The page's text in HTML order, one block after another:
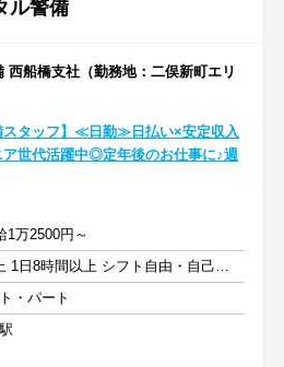
ル警備
西船橋支社（勤務地：二俣新町エリ
スタッフ】≪日勤≫日払い×安定収入
ア世代活躍中◎定年後のお仕事に♪週
1万2500円～
週1日以上 1日8時間以上 シフト自由・自己申告
・パート